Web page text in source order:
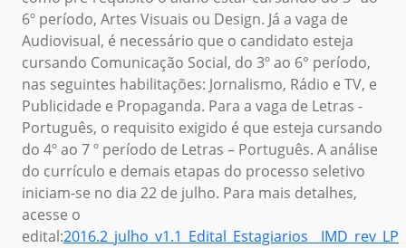
6º período, Artes Visuais ou Design. Já a vaga de
Audiovisual, é necessário que o candidato esteja
cursando Comunicação Social, do 3º ao 6° período,
nas seguintes habilitações: Jornalismo, Rádio e TV, e
Publicidade e Propaganda. Para a vaga de Letras -
Português, o requisito exigido é que esteja cursando
do 4º ao 7 º período de Letras – Português. A análise
do currículo e demais etapas do processo seletivo
iniciam-se no dia 22 de julho. Para mais detalhes,
acesse o
edital:2016.2_julho_v1.1_Edital_Estagiarios__IMD_rev_LP